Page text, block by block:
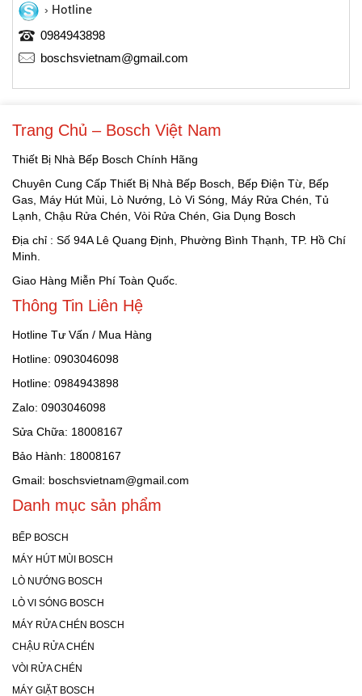
Hotline
0984943898
boschsvietnam@gmail.com
Trang Chủ – Bosch Việt Nam
Thiết Bị Nhà Bếp Bosch Chính Hãng
Chuyên Cung Cấp Thiết Bị Nhà Bếp Bosch, Bếp Điện Từ, Bếp
Gas, Máy Hút Mùi, Lò Nướng, Lò Vi Sóng, Máy Rửa Chén, Tủ
Lạnh, Chậu Rửa Chén, Vòi Rửa Chén, Gia Dụng Bosch
Địa chỉ : Số 94A Lê Quang Định, Phường Bình Thạnh, TP. Hồ Chí
Minh.
Giao Hàng Miễn Phí Toàn Quốc.
Thông Tin Liên Hệ
Hotline Tư Vấn / Mua Hàng
Hotline: 0903046098
Hotline: 0984943898
Zalo: 0903046098
Sửa Chữa: 18008167
Bảo Hành: 18008167
Gmail: boschsvietnam@gmail.com
Danh mục sản phẩm
BẾP BOSCH
MÁY HÚT MÙI BOSCH
LÒ NƯỚNG BOSCH
LÒ VI SÓNG BOSCH
MÁY RỬA CHÉN BOSCH
CHẬU RỬA CHÉN
VÒI RỬA CHÉN
MÁY GIẶT BOSCH